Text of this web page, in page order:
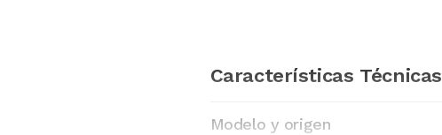
Características Técnicas
Modelo y origen